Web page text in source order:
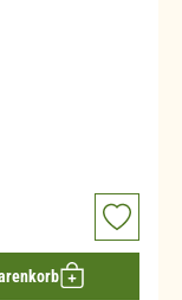
Wert